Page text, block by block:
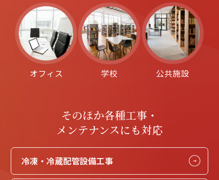
オフィス 学校 公共施設
そのほか各種工事・
メンテナンスにも対応
冷凍・冷蔵配管設備工事